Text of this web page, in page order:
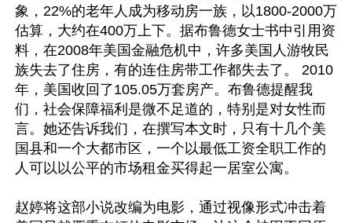
象，22%的老年人成为移动房一族，以1800-2000万
估算，大约在400万上下。据布鲁德女士书中引用资
料，在2008年美国金融危机中，许多美国人游牧民
族失去了住房，有的连住房带工作都失去了。 2010
年，美国收回了105.05万套房产。布鲁德提醒我
们，社会保障福利是微不足道的，特别是对女性而
言。她还告诉我们，在撰写本文时，只有十几个美
国县和一个大都市区，一个以最低工资全职工作的
人可以以公平的市场租金买得起一居室公寓。
赵婷将这部小说改编为电影，通过视像形式冲击着